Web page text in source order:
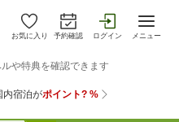
お気に入り 予約確認 ログイン メニュー